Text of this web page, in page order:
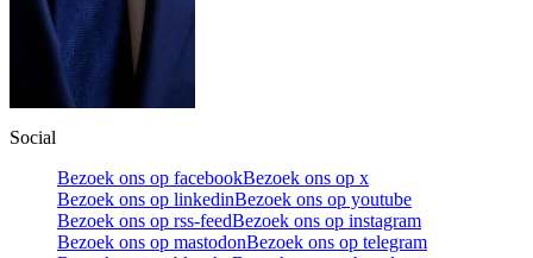
Social
Bezoek ons op facebookBezoek ons op x
Bezoek ons op linkedinBezoek ons op youtube
Bezoek ons op rss-feedBezoek ons op instagram
Bezoek ons op mastodonBezoek ons op telegram